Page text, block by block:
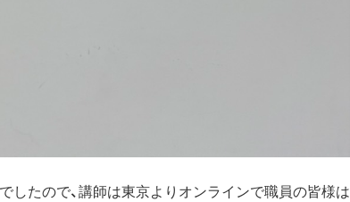
たので、講師は東京よりオンラインで職員の皆様は